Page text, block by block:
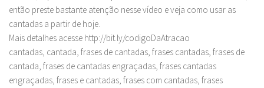
então preste bastante atenção nesse vídeo e veja como usar as
cantadas a partir de hoje.
Mais detalhes acesse http://bit.ly/codigoDaAtracao
cantadas, cantada, frases de cantadas, frases cantadas, frases de
cantada, frases de cantadas engraçadas, frases cantadas
engraçadas, frases e cantadas, frases com cantadas, frases